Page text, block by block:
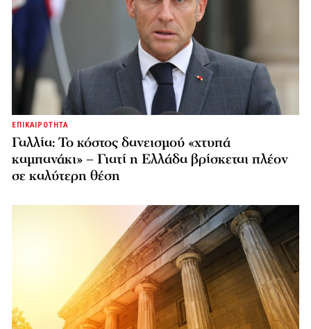
ΕΠΙΚΑΙΡΟΤΗΤΑ
Γαλλία: Το κόστος δανεισμού «χτυπά
καμπανάκι» – Γιατί η Ελλάδα βρίσκεται πλέον
σε καλύτερη θέση